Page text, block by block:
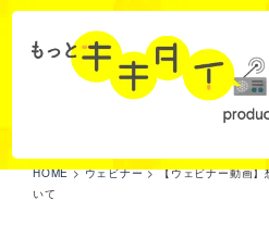
HOME>ウェビナー>【ウェビナー動画
いて